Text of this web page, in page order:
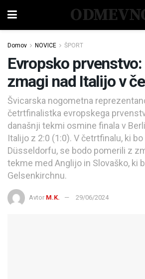
Domov NOVICE ŠPORT
Evropsko
zmagi nad Italijo v
Švicarska nogometna
četrtfinalistka evropskega
današnji tekmi osmine finala v
Italijo z 2:0 (1:0). V četrtfinalu, ki
Düsseldorfu, se bodo pomerili z
tekme med Anglijo in Slovaško, ki
Gelsenkirchnu.
Avtor M.K. 29/06/2024